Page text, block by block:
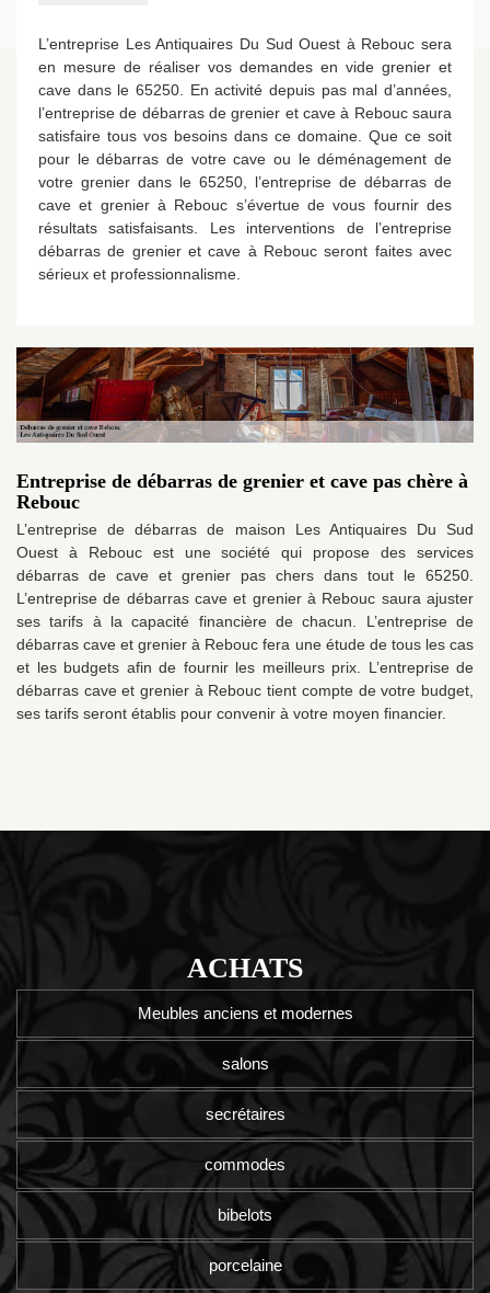
L’entreprise Les Antiquaires Du Sud Ouest à Rebouc sera
en mesure de réaliser vos demandes en vide grenier et
cave dans le 65250. En activité depuis pas mal d’années,
l’entreprise de débarras de grenier et cave à Rebouc saura
satisfaire tous vos besoins dans ce domaine. Que ce soit
pour le débarras de votre cave ou le déménagement de
votre grenier dans le 65250, l’entreprise de débarras de
cave et grenier à Rebouc s’évertue de vous fournir des
résultats satisfaisants. Les interventions de l’entreprise
débarras de grenier et cave à Rebouc seront faites avec
sérieux et professionnalisme.
Entreprise de débarras de grenier et cave pas chère à
Rebouc
L’entreprise de débarras de maison Les Antiquaires Du Sud
Ouest à Rebouc est une société qui propose des services
débarras de cave et grenier pas chers dans tout le 65250.
L’entreprise de débarras cave et grenier à Rebouc saura ajuster
ses tarifs à la capacité financière de chacun. L’entreprise de
débarras cave et grenier à Rebouc fera une étude de tous les cas
et les budgets afin de fournir les meilleurs prix. L’entreprise de
débarras cave et grenier à Rebouc tient compte de votre budget,
ses tarifs seront établis pour convenir à votre moyen financier.
ACHATS
Meubles anciens et modernes
salons
secrétaires
commodes
bibelots
porcelaine